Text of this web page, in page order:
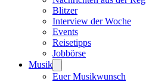
Blitzer
Interview der Woche
Events
Reisetipps
Jobbörse
Musik
Euer Musikwunsch